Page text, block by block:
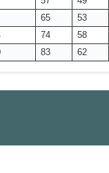
65
53
74
58
83 62